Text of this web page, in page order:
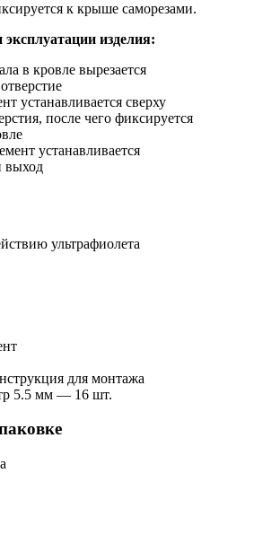
к крыше саморезами.
изделия:
в кровле вырезается
устанавливается сверху
после чего фиксируется
устанавливается
выход
ультрафиолета
для монтажа
5.5 мм — 16 шт.